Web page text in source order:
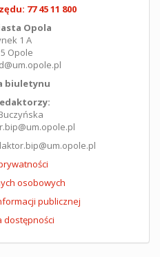
77 45 11 800
Opola
1 A
Opole
biuletynu
osobowych
publicznej
dostępności